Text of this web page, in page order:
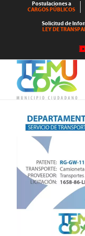
Postulaciones a
CARGOS PÚBLICOS
Solicitud de
LEY DE